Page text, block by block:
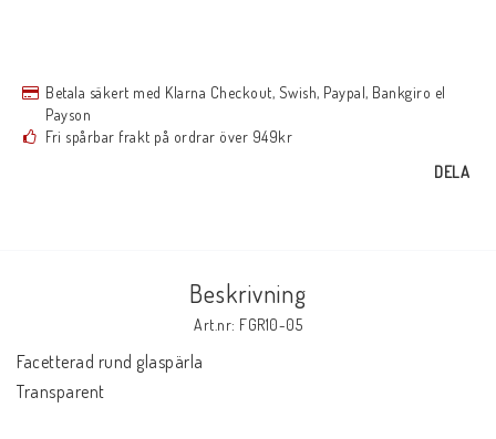
Betala säkert med Klarna Checkout, Swish, Paypal, Bankgiro el
Payson
Fri spårbar frakt på ordrar över 949kr
DELA
Beskrivning
Art.nr: FGR10-05
Facetterad rund glaspärla
Transparent